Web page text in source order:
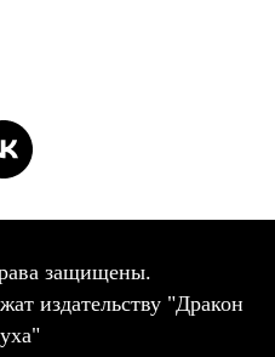
защищены.
издательству "Дракон